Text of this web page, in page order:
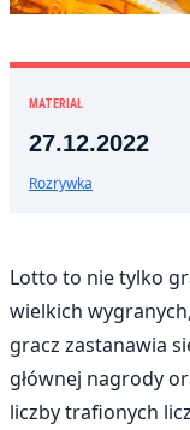
MATERIAŁ
27.12.2022
Rozrywka
Lotto to nie tylko
wielkich
gracz zastanawia
głównej nagrody
liczby trafionych